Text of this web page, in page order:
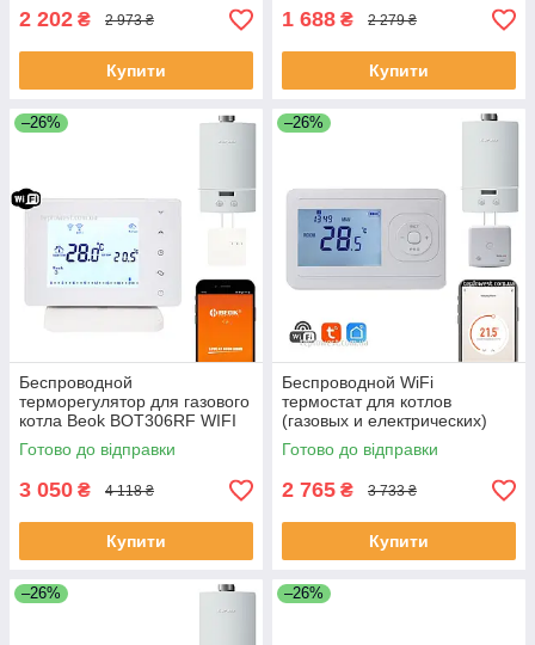
2 202 ₴ 2 973 ₴
Купити
1 688 ₴ 2 279 ₴
Купити
–26%
Беспроводной
терморегулятор для газового
котла Beok BOT306RF WIFI
ЕКОБОКС
Готово до відправки
3 050 ₴ 4 118 ₴
Купити
–26%
Беспроводной WiFi
термостат для котлов
(газовых и електрических)
Ecoset AC8048RF-G (AR-02
WIFI) Tuya Version ЕКОБОКС
Готово до відправки
2 765 ₴ 3 733 ₴
Купити
–26% –26%